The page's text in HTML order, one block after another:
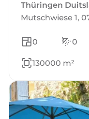
Thüringen
Mutschwiese 1,
0 0
130000 m²